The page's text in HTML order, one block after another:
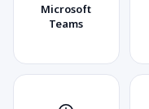
Microsoft
Teams